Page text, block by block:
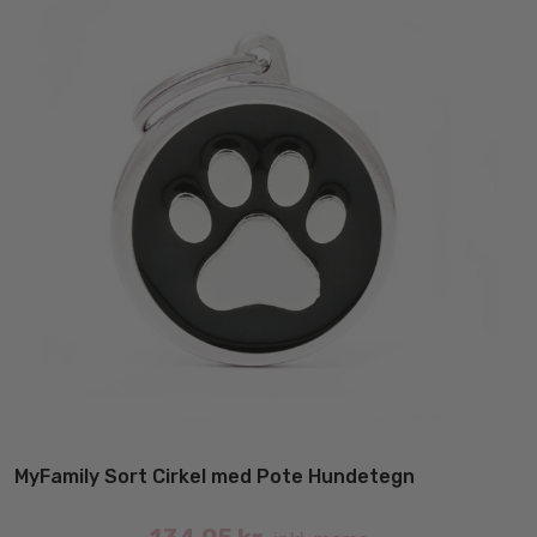
MyFamily Sort Cirkel med Pote Hundetegn